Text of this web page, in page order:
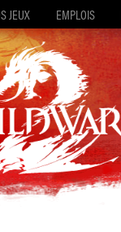
JEUX EMPLOIS